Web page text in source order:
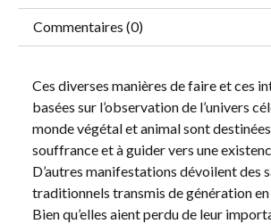
Commentaires (0)
Ces diverses manières de faire et ces
basées sur l’observation de l’univers
monde végétal et animal sont
souffrance et à guider vers une
D’autres manifestations dévoilent des
traditionnels transmis de génération
Bien qu’elles aient perdu de leur